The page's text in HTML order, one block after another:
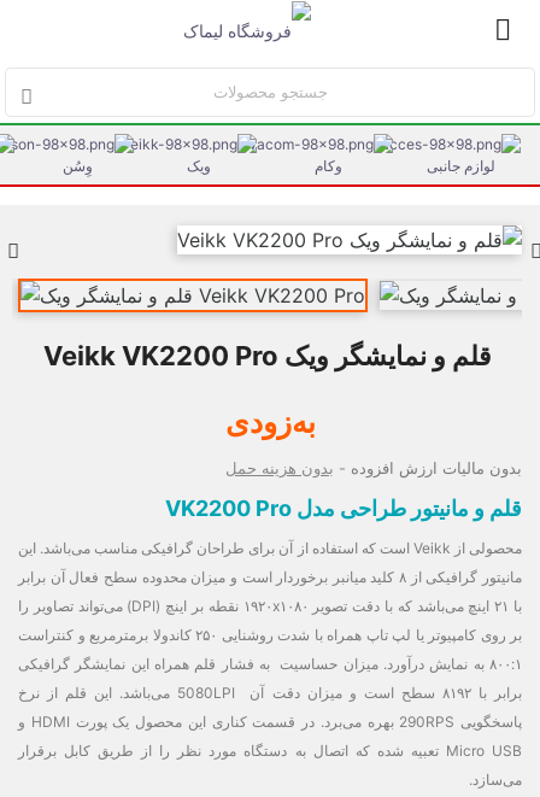


لوازم جانبی وکام ویک وِسُن

قلم و نمایشگر ویک Veikk VK2200 Pro
به‌زودی
بدون مالیات ارزش افزوده بدون هزینه حمل
قلم و مانیتور طراحی مدل VK2200 Pro
محصولی از Veikk است که استفاده از آن برای طراحان گرافیکی مناسب می‌باشد. این
مانیتور گرافیکی از ۸ کلید میانبر برخوردار است و میزان محدوده سطح فعال آن برابر
با ۲۱ اینچ می‌باشد که با دقت تصویر ۱۹۲۰x۱۰۸۰ نقطه بر اینچ (DPI) می‌تواند تصاویر را
بر روی کامپیوتر یا لپ تاپ همراه با شدت روشنایی ۲۵۰ کاندولا برمترمربع و کنتراست
۸۰۰:۱ به نمایش درآورد. میزان حساسیت به فشار قلم همراه این نمایشگر گرافیکی
برابر با ۸۱۹۲ سطح است و میزان دقت آن 5080LPI می‌باشد. این قلم از نرخ
پاسخگویی 290RPS بهره می‌برد. در قسمت کناری این محصول یک پورت HDMI و
Micro USB تعبیه شده که اتصال به دستگاه مورد نظر را از طریق کابل برقرار
می‌سازد.